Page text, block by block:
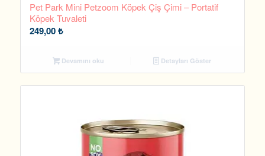
Pet Park Mini Petzoom Köpek Çiş Çimi – Portatif
Köpek Tuvaleti
249,00₺
Devamını oku Detayları Göster